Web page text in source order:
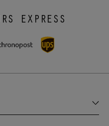
EXPRESS